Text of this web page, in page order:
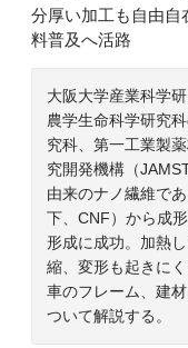
分厚い加工も自由自
料普及へ活路
大阪大学産業科学
農学生命科学研究
究科、第一工業製
究開発機構（
由来のナノ繊維で
下、CNF）から成
形成に成功。加熱
縮、変形も起きに
車のフレーム、建
ついて解説する。